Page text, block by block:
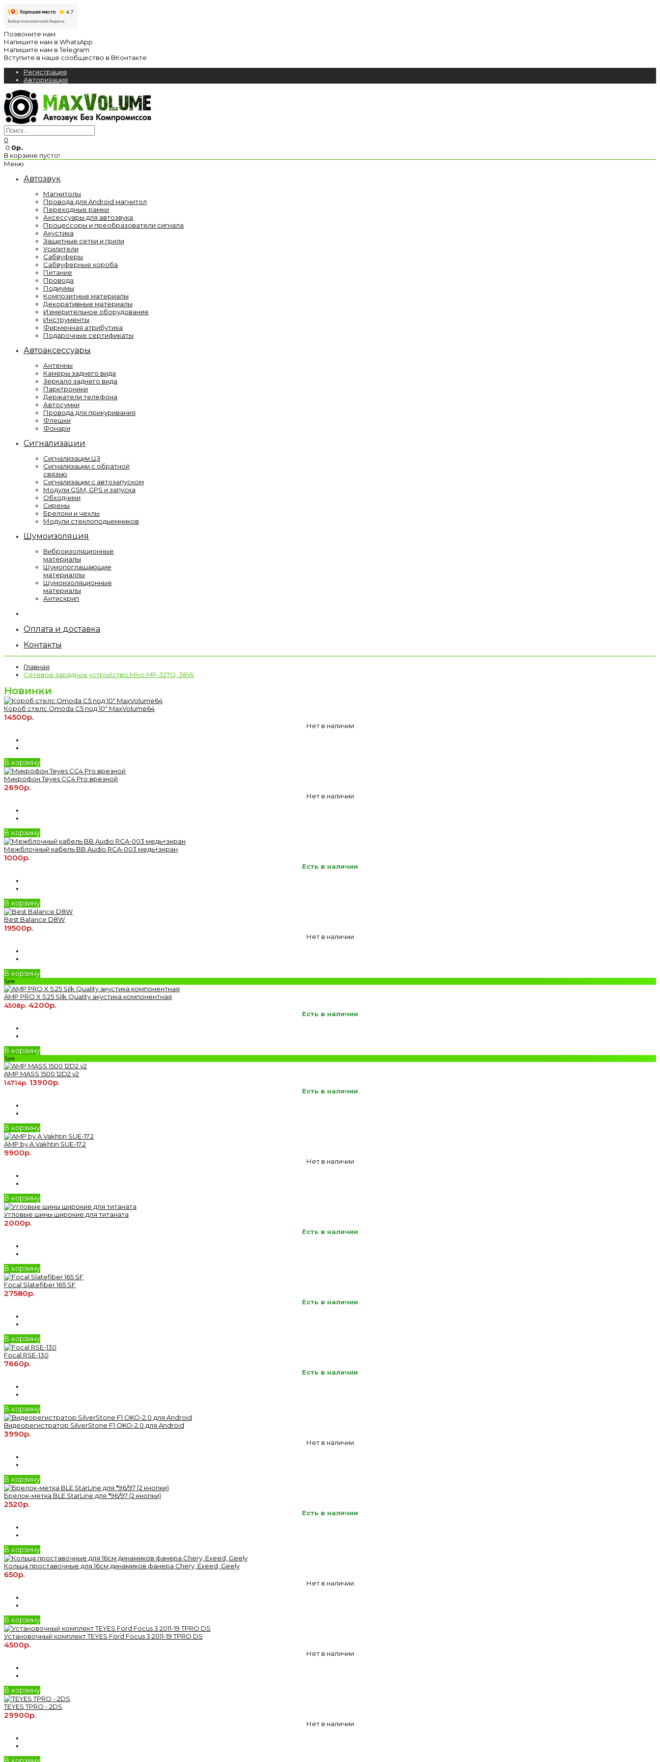
Позвоните нам
Напишите нам в WhatsApp
Напишите нам в Telegram
Вступите в наше сообщество в ВКонтакте
Регистрация
Авторизация
0
0 0р.
В корзине пусто!
Меню
Автозвук
Магнитолы
Провода для Android магнитол
Переходные рамки
Аксессуары для автозвука
Процессоры и преобразователи сигнала
Акустика
Защитные сетки и грили
Усилители
Сабвуферы
Сабвуферные короба
Питание
Провода
Подиумы
Композитные материалы
Декоративные материалы
Измерительное оборудование
Инструменты
Фирменная атрибутика
Подарочные сертификаты
Автоаксессуары
Антенны
Камеры заднего вида
Зеркало заднего вида
Парктроники
Держатели телефона
Автосумки
Провода для прикуривания
Флешки
Фонари
Сигнализации
Сигнализации ЦЗ
Сигнализации с обратной
связью
Сигнализации с автозапуском
Модули GSM, GPS и запуска
Обходчики
Сирены
Брелоки и чехлы
Модули стеклоподьемников
Шумоизоляция
Виброизоляционные
материалы
Шумопоглащающие
материаллы
Шумоизоляционные
материалы
Антискрип
Оплата и доставка
Контакты
Главная
Сетевое зарядное устройство Mivo MP-327Q, 38W
Новинки
Короб стелс Omoda C5 под 10" MaxVolume64
14500р.
Нет в наличии
В корзину
Микрофон Teyes CC4 Pro врезной
2690р.
Нет в наличии
В корзину
Межблочный кабель BB Audio RCA-003 медь+экран
1000р.
Есть в наличии
В корзину
Best Balance D8W
19500р.
Нет в наличии
В корзину
Sale
AMP PRO X 5.25 Silk Quality акустика компонентная
4508р. 4200р.
Есть в наличии
В корзину
Sale
AMP MASS 1500 12D2 v2
14714р. 13900р.
Есть в наличии
В корзину
AMP by A.Vakhtin SUE-17.2
9900р.
Нет в наличии
В корзину
Угловые шины широкие для титаната
2000р.
Есть в наличии
В корзину
Focal Slatefiber 165 SF
27580р.
Есть в наличии
В корзину
Focal RSE-130
7660р.
Есть в наличии
В корзину
Видеорегистратор SilverStone F1 OKO-2.0 для Android
3990р.
Нет в наличии
В корзину
Брелок-метка BLE StarLine для *96/97 (2 кнопки)
2520р.
Есть в наличии
В корзину
Кольца проставочные для 16см динамиков фанера Chery, Exeed, Geely
650р.
Нет в наличии
В корзину
Установочный комплект TEYES Ford Focus 3 2011-19 TPRO DS
4500р.
Нет в наличии
В корзину
TEYES TPRO - 2DS
29900р.
Нет в наличии